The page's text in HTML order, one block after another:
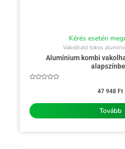
Kérés esetén
Vakolható tokos
Alumínium kombi
47 948 Ft
Tovább